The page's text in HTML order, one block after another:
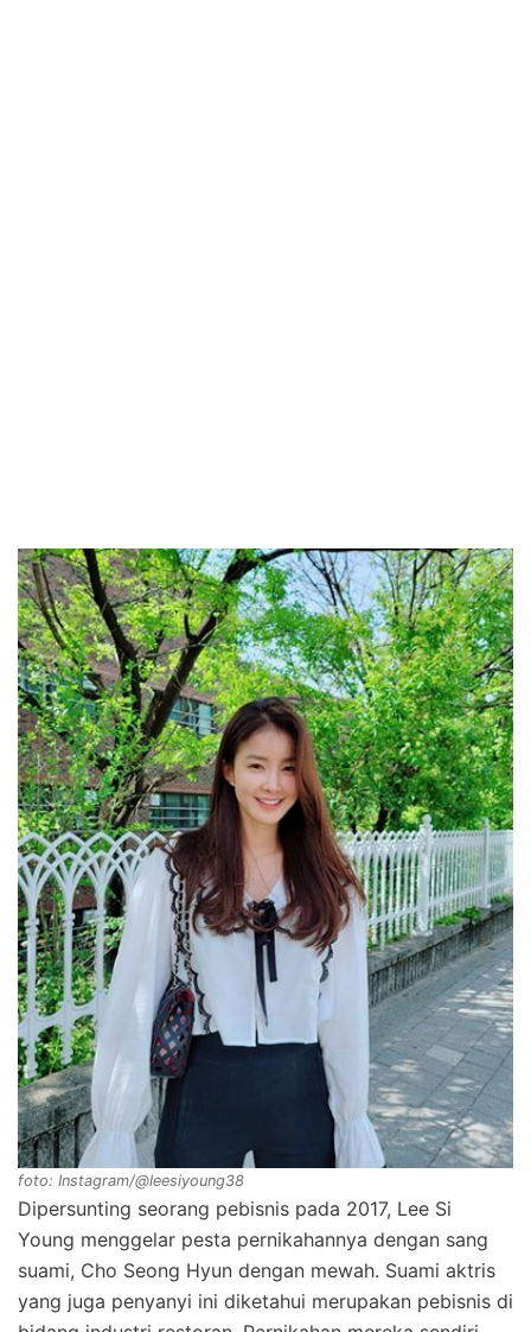
foto: Instagram/@leesiyoung38
Dipersunting seorang pebisnis pada 2017, Lee Si
Young menggelar pesta pernikahannya dengan sang
suami, Cho Seong Hyun dengan mewah. Suami aktris
yang juga penyanyi ini diketahui merupakan pebisnis di